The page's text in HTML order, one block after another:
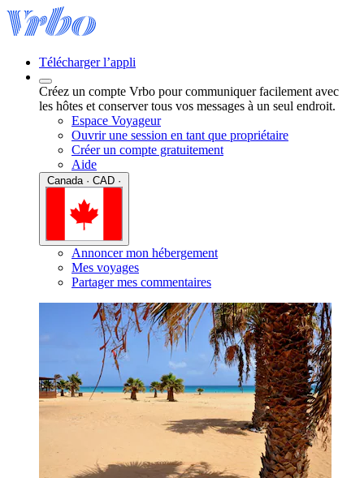
Télécharger l’appli
Créez un compte Vrbo pour communiquer facilement avec
les hôtes et conserver tous vos messages à un seul endroit.
Espace Voyageur
Ouvrir une session en tant que propriétaire
Créer un compte gratuitement
Aide
Annoncer mon hébergement
Mes voyages
Partager mes commentaires